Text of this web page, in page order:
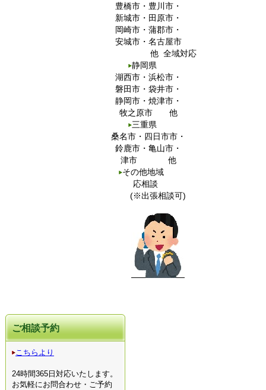
豊橋市・豊川市・
新城市・田原市・
岡崎市・蒲郡市・
安城市・名古屋市
他 全域対応
静岡県
湖西市・浜松市・
磐田市・袋井市・
静岡市・焼津市・
牧之原市 他
三重県
桑名市・四日市市・
鈴鹿市・亀山市・
津市 他
その他地域
応相談
(※出張相談可)
ご相談予約
こちらより
24時間365日対応いたします。
お気軽にお問合わせ・ご予約